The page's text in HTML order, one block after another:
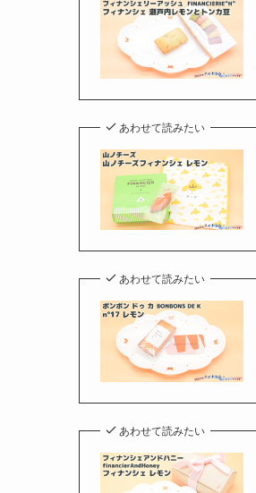
あわせて読みたい
あわせて読みたい
あわせて読みたい